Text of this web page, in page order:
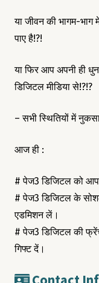
या जीवन की भागम-भाग
पाए है!?!
या फिर आप अपनी ही
डिजिटल मीडिया से!?!?
– सभी स्थितियों में
आज ही :
# पेज3 डिजिटल को आपके
# पेज3 डिजिटल के
एडमिशन लें।
# पेज3 डिजिटल की
गिफ्ट दें।